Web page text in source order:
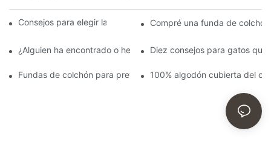
Consejos para elegir la mejor funda de colchón
Compré una funda de
¿Alguien ha encontrado o hecho una funda para un colchón de
Diez consejos para gatos
Fundas de colchón para prevenir las chinches y sus
100% algodón cubierta del